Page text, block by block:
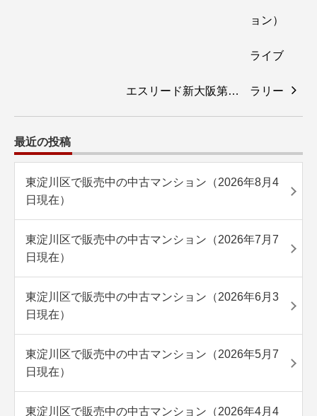
エスリード新大阪第…
最近の投稿
東淀川区で販売中の中古マンション（2026年8月4
日現在）
東淀川区で販売中の中古マンション（2026年7月7
日現在）
東淀川区で販売中の中古マンション（2026年6月3
日現在）
東淀川区で販売中の中古マンション（2026年5月7
日現在）
東淀川区で販売中の中古マンション（2026年4月4